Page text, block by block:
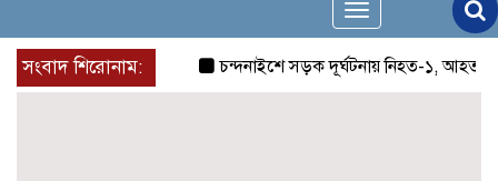
Toggle
navigation
সংবাদ শিরোনাম:
চন্দনাইশে সড়ক দূর্ঘটনায় নিহত-১, আহত-২